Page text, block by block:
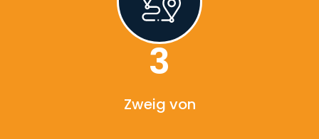
3
Zweig von